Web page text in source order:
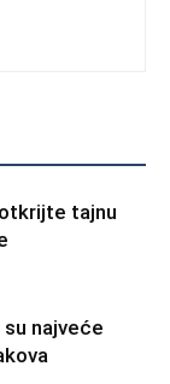
tajnu
najveće